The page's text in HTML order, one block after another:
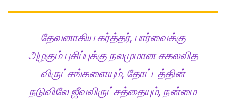
தேவனாகிய கர்த்தர், பார்வைக்கு
அழகும் புசிப்புக்கு நலமுமான சகலவித
விருட்சங்களையும், தோட்டத்தின்
நடுவிலே ஜீவவிருட்சத்தையும், நன்மை